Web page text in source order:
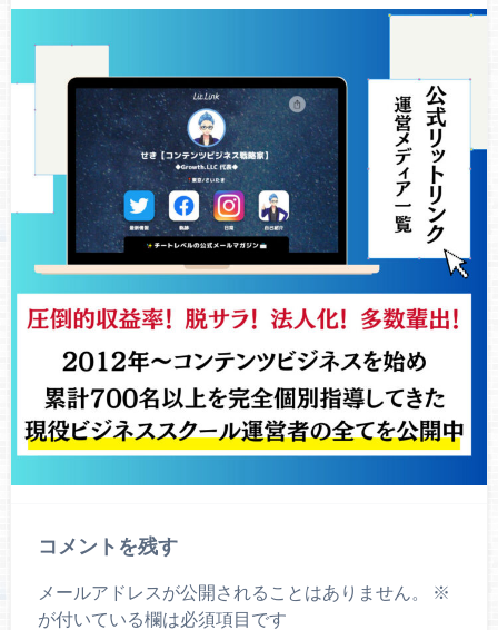
コメントを残す
メールアドレスが公開されることはありません。
※
が付いている欄は必須項目です